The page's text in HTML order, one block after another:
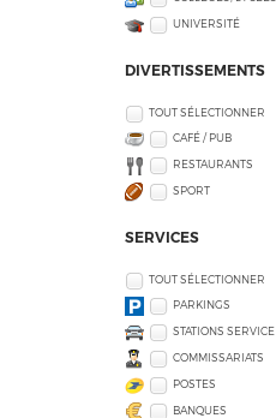
UNIVERSITÉ
DIVERTISSEMENTS
TOUT SÉLECTIONNER
CAFÉ / PUB
RESTAURANTS
SPORT
SERVICES
TOUT SÉLECTIONNER
PARKINGS
STATIONS SERVICE
COMMISSARIATS
POSTES
BANQUES